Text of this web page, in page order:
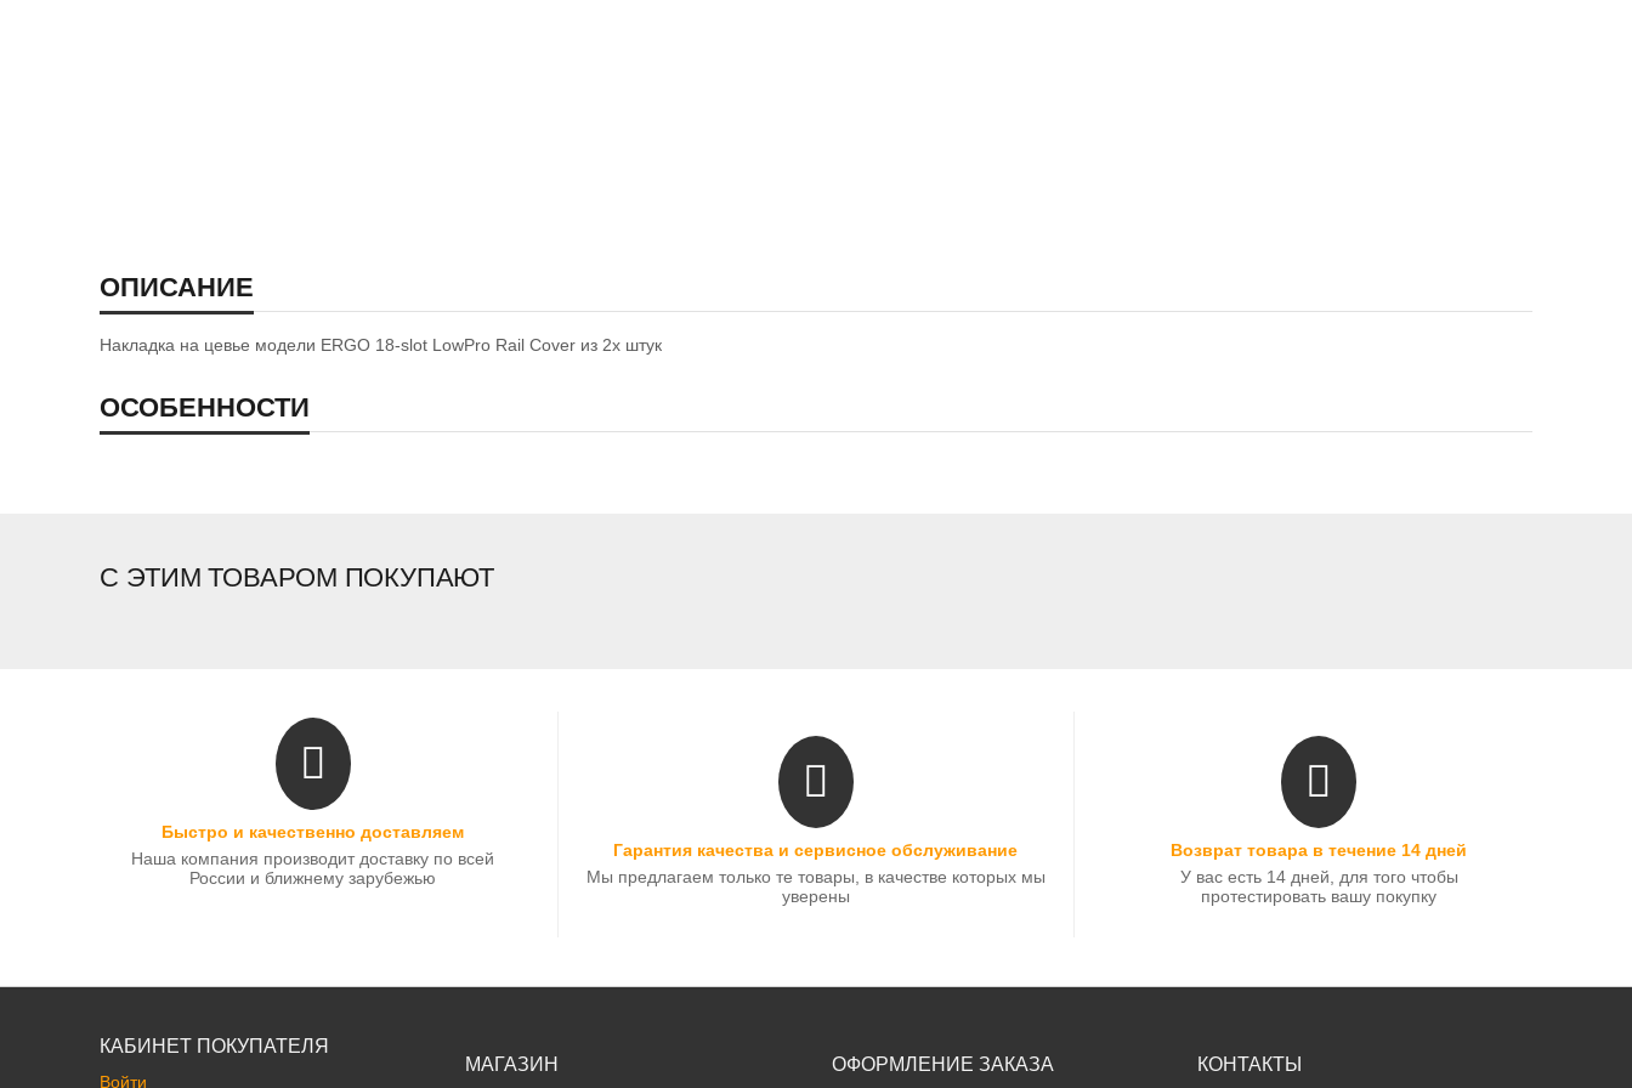
ОПИСАНИЕ
Накладка на цевье модели ERGO 18-slot LowPro Rail Cover из 2х штук
ОСОБЕННОСТИ
С ЭТИМ ТОВАРОМ ПОКУПАЮТ
Быстро и качественно доставляем
Наша компания производит доставку по всей
России и ближнему зарубежью
Гарантия качества и сервисное обслуживание
Мы предлагаем только те товары, в качестве которых мы
уверены
Возврат товара в течение 14 дней
У вас есть 14 дней, для того чтобы
протестировать вашу покупку
КАБИНЕТ ПОКУПАТЕЛЯ
Войти
МАГАЗИН ОФОРМЛЕНИЕ ЗАКАЗА КОНТАКТЫ